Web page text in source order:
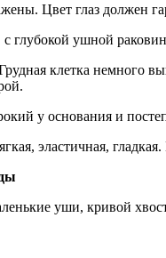
Цвет глаз должен
глубокой ушной
клетка немного
у основания и
эластичная,
уши, кривой